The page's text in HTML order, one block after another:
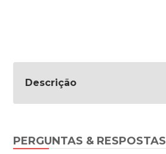
Descrição
PERGUNTAS & RESPOSTAS